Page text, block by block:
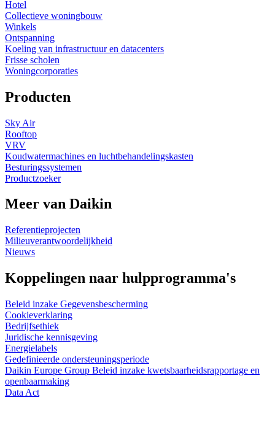
Hotel
Collectieve woningbouw
Winkels
Ontspanning
Koeling van infrastructuur en datacenters
Frisse scholen
Woningcorporaties
Producten
Sky Air
Rooftop
VRV
Koudwatermachines en luchtbehandelingskasten
Besturingssystemen
Productzoeker
Meer van Daikin
Referentieprojecten
Milieuverantwoordelijkheid
Nieuws
Koppelingen naar hulpprogramma's
Beleid inzake Gegevensbescherming
Cookieverklaring
Bedrijfsethiek
Juridische kennisgeving
Energielabels
Gedefinieerde ondersteuningsperiode
Daikin Europe Group Beleid inzake kwetsbaarheidsrapportage en
openbaarmaking
Data Act